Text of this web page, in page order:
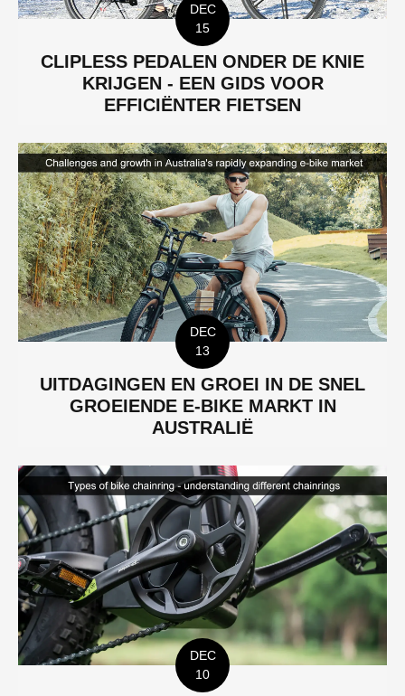
DEC
15
CLIPLESS PEDALEN ONDER DE KNIE
KRIJGEN - EEN GIDS VOOR
EFFICIËNTER FIETSEN
DEC
13
UITDAGINGEN EN GROEI IN DE SNEL
GROEIENDE E-BIKE MARKT IN
AUSTRALIË
DEC
10